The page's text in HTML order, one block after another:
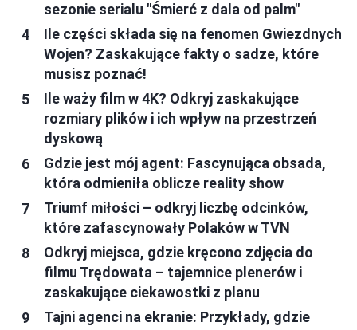
sezonie serialu "Śmierć z dala od palm"
Ile części składa się na fenomen Gwiezdnych
Wojen? Zaskakujące fakty o sadze, które
musisz poznać!
Ile waży film w 4K? Odkryj zaskakujące
rozmiary plików i ich wpływ na przestrzeń
dyskową
Gdzie jest mój agent: Fascynująca obsada,
która odmieniła oblicze reality show
Triumf miłości – odkryj liczbę odcinków,
które zafascynowały Polaków w TVN
Odkryj miejsca, gdzie kręcono zdjęcia do
filmu Trędowata – tajemnice plenerów i
zaskakujące ciekawostki z planu
Tajni agenci na ekranie: Przykłady, gdzie